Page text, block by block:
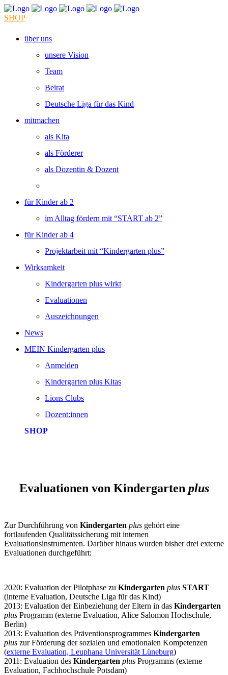
SHOP
über uns
unsere Vision
Team
Beirat
Deutsche Liga für das Kind
mitmachen
als Kita
als Förderer
als Dozentin & Dozent
für Kinder ab 2
im Alltag fördern mit “START ab 2”
für Kinder ab 4
Projektarbeit mit “Kindergarten plus”
Wirksamkeit
Kindergarten plus wirkt
Evaluationen
Auszeichnungen
News
MEIN Kindergarten plus
Anmelden
Kindergarten plus Kitas
Lions Clubs
Dozent:innen
SHOP
Evaluationen von Kindergarten plus
Zur Durchführung von Kindergarten plus gehört eine
fortlaufenden Qualitätssicherung mit internen
Evaluationsinstrumenten. Darüber hinaus wurden bisher drei externe
Evaluationen durchgeführt:
2020: Evaluation der Pilotphase zu Kindergarten plus START
(interne Evaluation, Deutsche Liga für das Kind)
2013: Evaluation der Einbeziehung der Eltern in das Kindergarten
plus Programm (externe Evaluation, Alice Salomon Hochschule,
Berlin)
2013: Evaluation des Präventionsprogrammes Kindergarten
plus zur Förderung der sozialen und emotionalen Kompetenzen
(externe Evaluation, Leuphana Universität Lüneburg)
2011: Evaluation des Kindergarten plus Programms (externe
Evaluation, Fachhochschule Potsdam)